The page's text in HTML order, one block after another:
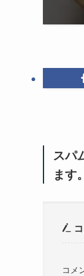
スパ
ます
コメ